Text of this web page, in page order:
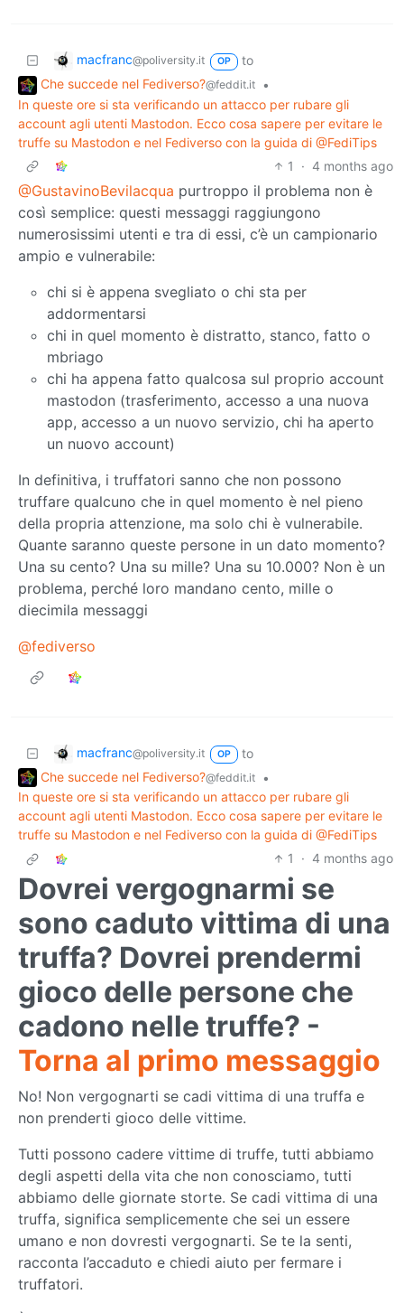
macfranc@poliversity.it OP
to
Che succede nel Fediverso?@feddit.it
•
In queste ore si sta verificando un attacco per rubare gli
account agli utenti Mastodon. Ecco cosa sapere per evitare le
truffe su Mastodon e nel Fediverso con la guida di @FediTips
1
· 4 months ago
@GustavinoBevilacqua purtroppo il problema non è
così semplice: questi messaggi raggiungono
numerosissimi utenti e tra di essi, c’è un campionario
ampio e vulnerabile:
chi si è appena svegliato o chi sta per
addormentarsi
chi in quel momento è distratto, stanco, fatto o
mbriago
chi ha appena fatto qualcosa sul proprio account
mastodon (trasferimento, accesso a una nuova
app, accesso a un nuovo servizio, chi ha aperto
un nuovo account)
In definitiva, i truffatori sanno che non possono
truffare qualcuno che in quel momento è nel pieno
della propria attenzione, ma solo chi è vulnerabile.
Quante saranno queste persone in un dato momento?
Una su cento? Una su mille? Una su 10.000? Non è un
problema, perché loro mandano cento, mille o
diecimila messaggi
@fediverso
macfranc@poliversity.it OP
to
Che succede nel Fediverso?@feddit.it
•
In queste ore si sta verificando un attacco per rubare gli
account agli utenti Mastodon. Ecco cosa sapere per evitare le
truffe su Mastodon e nel Fediverso con la guida di @FediTips
1
· 4 months ago
Dovrei vergognarmi se
sono caduto vittima di una
truffa? Dovrei prendermi
gioco delle persone che
cadono nelle truffe? -
Torna al primo messaggio
No! Non vergognarti se cadi vittima di una truffa e
non prenderti gioco delle vittime.
Tutti possono cadere vittime di truffe, tutti abbiamo
degli aspetti della vita che non conosciamo, tutti
abbiamo delle giornate storte. Se cadi vittima di una
truffa, significa semplicemente che sei un essere
umano e non dovresti vergognarti. Se te la senti,
racconta l’accaduto e chiedi aiuto per fermare i
truffatori.